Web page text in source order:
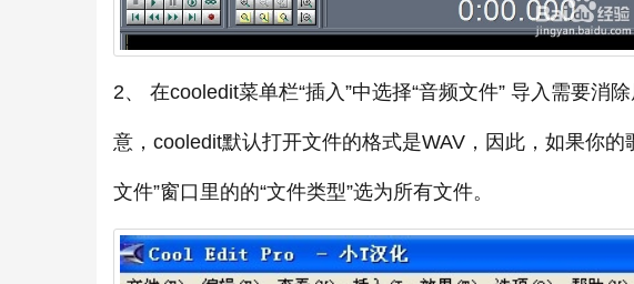
2、 在cooledit菜单栏“插入”中选择“音频文件” 导入需要消
意，cooledit默认打开文件的格式是WAV，因此，如果你
文件”窗口里的的“文件类型”选为所有文件。